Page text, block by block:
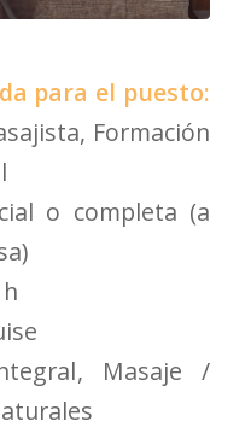
para el puesto:
Formación
o completa (a
Masaje /